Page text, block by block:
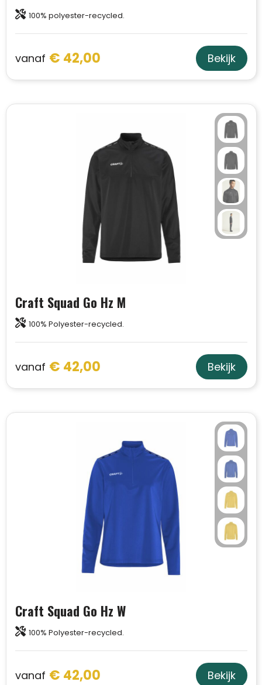
100% polyester-recycled.
vanaf € 42,00 Bekijk
Craft Squad Go Hz M
100% Polyester-recycled.
vanaf € 42,00 Bekijk
Craft Squad Go Hz W
100% Polyester-recycled.
vanaf € 42,00 Bekijk